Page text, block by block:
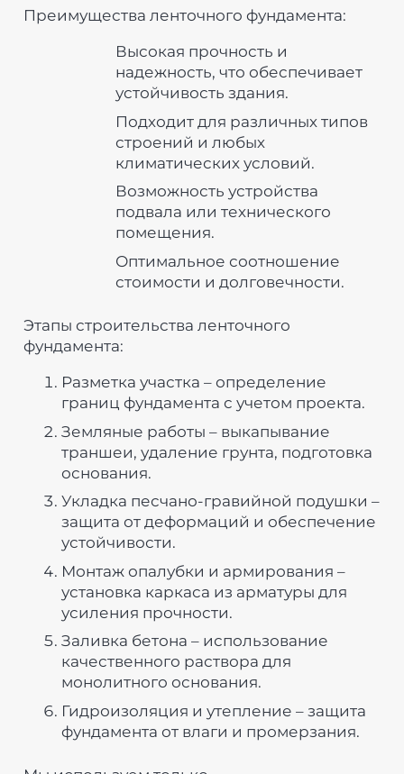
Преимущества ленточного фундамента:
Высокая прочность и
надежность, что обеспечивает
устойчивость здания.
Подходит для различных типов
строений и любых
климатических условий.
Возможность устройства
подвала или технического
помещения.
Оптимальное соотношение
стоимости и долговечности.
Этапы строительства ленточного
фундамента:
Разметка участка – определение
границ фундамента с учетом проекта.
Земляные работы – выкапывание
траншеи, удаление грунта, подготовка
основания.
Укладка песчано-гравийной подушки –
защита от деформаций и обеспечение
устойчивости.
Монтаж опалубки и армирования –
установка каркаса из арматуры для
усиления прочности.
Заливка бетона – использование
качественного раствора для
монолитного основания.
Гидроизоляция и утепление – защита
фундамента от влаги и промерзания.